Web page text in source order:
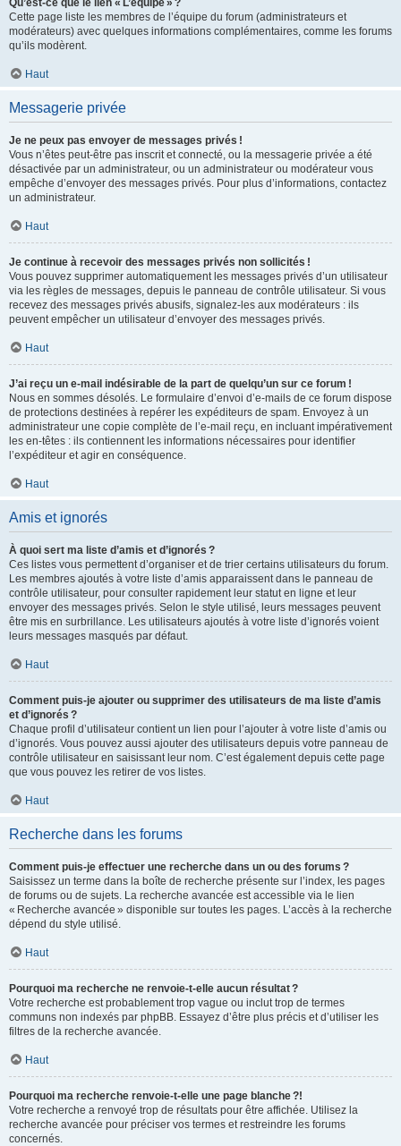
Qu’est-ce que le lien « L’équipe » ?
Cette page liste les membres de l’équipe du forum (administrateurs et
modérateurs) avec quelques informations complémentaires, comme les forums
qu’ils modèrent.
Haut
Messagerie privée
Je ne peux pas envoyer de messages privés !
Vous n’êtes peut-être pas inscrit et connecté, ou la messagerie privée a été
désactivée par un administrateur, ou un administrateur ou modérateur vous
empêche d’envoyer des messages privés. Pour plus d’informations, contactez
un administrateur.
Haut
Je continue à recevoir des messages privés non sollicités !
Vous pouvez supprimer automatiquement les messages privés d’un utilisateur
via les règles de messages, depuis le panneau de contrôle utilisateur. Si vous
recevez des messages privés abusifs, signalez-les aux modérateurs : ils
peuvent empêcher un utilisateur d’envoyer des messages privés.
Haut
J’ai reçu un e-mail indésirable de la part de quelqu’un sur ce forum !
Nous en sommes désolés. Le formulaire d’envoi d’e-mails de ce forum dispose
de protections destinées à repérer les expéditeurs de spam. Envoyez à un
administrateur une copie complète de l’e-mail reçu, en incluant impérativement
les en-têtes : ils contiennent les informations nécessaires pour identifier
l’expéditeur et agir en conséquence.
Haut
Amis et ignorés
À quoi sert ma liste d’amis et d’ignorés ?
Ces listes vous permettent d’organiser et de trier certains utilisateurs du forum.
Les membres ajoutés à votre liste d’amis apparaissent dans le panneau de
contrôle utilisateur, pour consulter rapidement leur statut en ligne et leur
envoyer des messages privés. Selon le style utilisé, leurs messages peuvent
être mis en surbrillance. Les utilisateurs ajoutés à votre liste d’ignorés voient
leurs messages masqués par défaut.
Haut
Comment puis-je ajouter ou supprimer des utilisateurs de ma liste d’amis
et d’ignorés ?
Chaque profil d’utilisateur contient un lien pour l’ajouter à votre liste d’amis ou
d’ignorés. Vous pouvez aussi ajouter des utilisateurs depuis votre panneau de
contrôle utilisateur en saisissant leur nom. C’est également depuis cette page
que vous pouvez les retirer de vos listes.
Haut
Recherche dans les forums
Comment puis-je effectuer une recherche dans un ou des forums ?
Saisissez un terme dans la boîte de recherche présente sur l’index, les pages
de forums ou de sujets. La recherche avancée est accessible via le lien
« Recherche avancée » disponible sur toutes les pages. L’accès à la recherche
dépend du style utilisé.
Haut
Pourquoi ma recherche ne renvoie-t-elle aucun résultat ?
Votre recherche est probablement trop vague ou inclut trop de termes
communs non indexés par phpBB. Essayez d’être plus précis et d’utiliser les
filtres de la recherche avancée.
Haut
Pourquoi ma recherche renvoie-t-elle une page blanche ?!
Votre recherche a renvoyé trop de résultats pour être affichée. Utilisez la
recherche avancée pour préciser vos termes et restreindre les forums
concernés.